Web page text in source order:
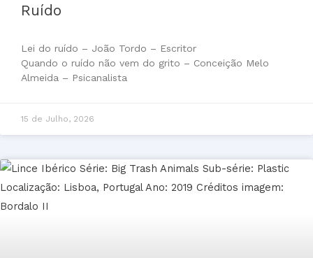
Ruído
Lei do ruído – João Tordo – Escritor
Quando o ruído não vem do grito – Conceição Melo
Almeida – Psicanalista
15 de Julho, 2026